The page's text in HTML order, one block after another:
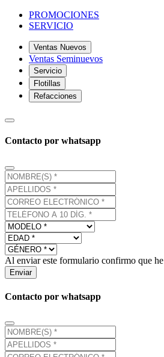
PROMOCIONES
SERVICIO
Ventas Nuevos
Ventas Seminuevos
Servicio
Flotillas
Refacciones
Contacto por whatsapp
Al enviar este formulario confirmo que
Enviar
Contacto por whatsapp